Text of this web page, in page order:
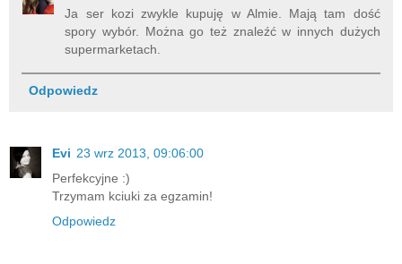
Ja ser kozi zwykle kupuję w Almie. Mają tam dość
spory wybór. Można go też znaleźć w innych dużych
supermarketach.
Odpowiedz
Evi 23 wrz 2013, 09:06:00
Perfekcyjne :)
Trzymam kciuki za egzamin!
Odpowiedz